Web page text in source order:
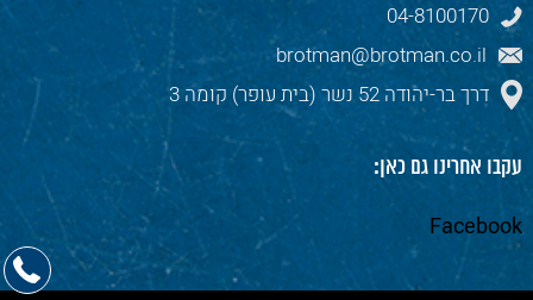
04-8100170
brotman@brotman.co.il
דרך בר-יהודה 52 נשר (בית עופר) קומה 3
עקבו אחרינו גם כאן:
Facebook